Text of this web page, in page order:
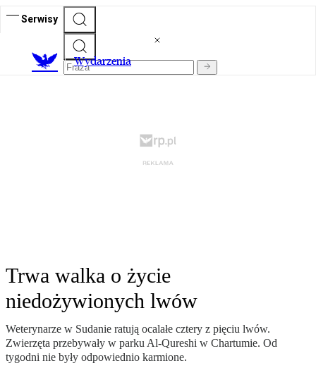
Serwisy
Wydarzenia
Trwa walka o życie
niedożywionych lwów
Weterynarze w Sudanie ratują ocalałe cztery z pięciu lwów.
Zwierzęta przebywały w parku Al-Qureshi w Chartumie. Od
tygodni nie były odpowiednio karmione.